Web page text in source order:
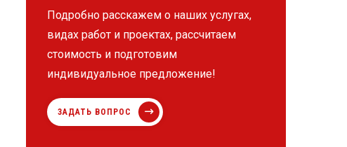
Подробно расскажем о наших услугах,
видах работ и проектах, рассчитаем
стоимость и подготовим
индивидуальное предложение!
ЗАДАТЬ ВОПРОС